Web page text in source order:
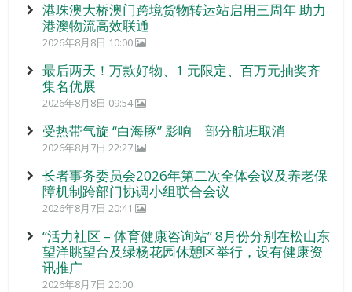
港珠澳大桥澳门跨境货物转运站启用三周年 助力
港澳物流高效联通
2026年8月8日 10:00
最后两天！万款好物、1 元限定、百万元抽奖齐
集名优展
2026年8月8日 09:54
受热带气旋 “白海豚” 影响 部分航班取消
2026年8月7日 22:27
长者事务委员会2026年第二次全体会议及养老保
障机制跨部门协调小组联合会议
2026年8月7日 20:41
“活力社区 – 体育健康咨询站” 8月份分别在松山东
望洋眺望台及绿杨花园休憩区举行，设有健康资
讯推广
2026年8月7日 20:00